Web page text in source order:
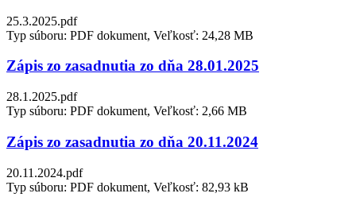
25.3.2025.pdf
Typ súboru: PDF dokument, Veľkosť: 24,28 MB
Zápis zo zasadnutia zo dňa 28.01.2025
28.1.2025.pdf
Typ súboru: PDF dokument, Veľkosť: 2,66 MB
Zápis zo zasadnutia zo dňa 20.11.2024
20.11.2024.pdf
Typ súboru: PDF dokument, Veľkosť: 82,93 kB